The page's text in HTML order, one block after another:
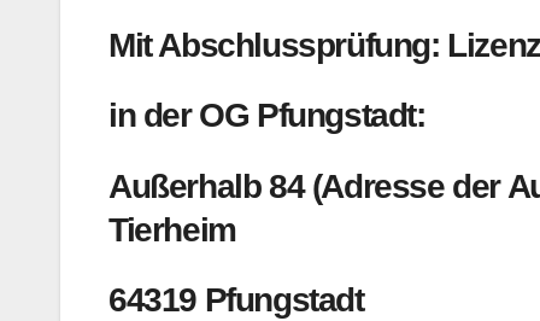
Mit Abschlussprüfung:
in der OG Pfungstadt:
Außerhalb 84 (Adresse der
Tierheim
64319 Pfungstadt